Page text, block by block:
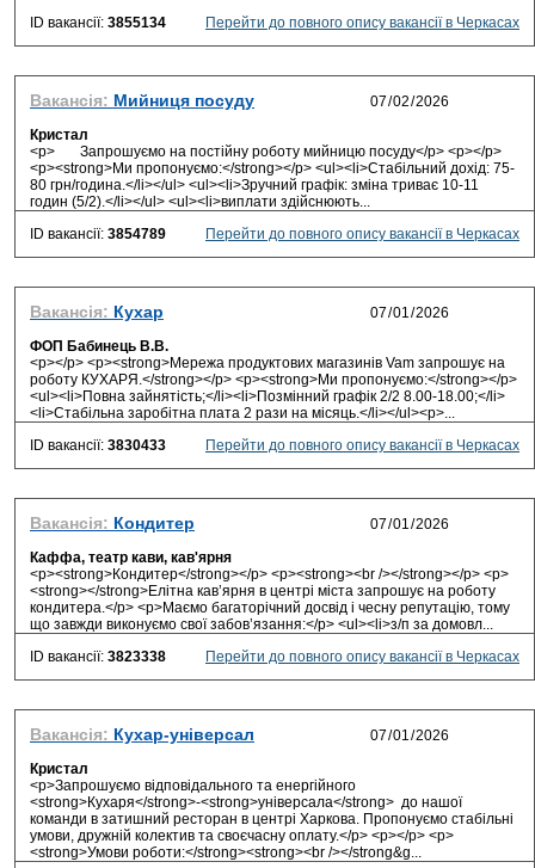
ID вакансії: 3855134 Перейти до повного опису вакансії в Черкасах
Вакансія: Мийниця посуду
Кристал
<p> Запрошуємо на постійну роботу мийницю посуду</p> <p></p>
<p><strong>Ми пропонуємо:</strong></p> <ul><li>Стабільний дохід: 75-
80 грн/година.</li></ul> <ul><li>Зручний графік: зміна триває 10-11
годин (5/2).</li></ul> <ul><li>виплати здійснюють...
ID вакансії: 3854789 Перейти до повного опису вакансії в Черкасах
Вакансія: Кухар
ФОП Бабинець В.В.
<p></p> <p><strong>Мережа продуктових магазинів Vam запрошує на
роботу КУХАРЯ.</strong></p> <p><strong>Ми пропонуємо:</strong></p>
<ul><li>Повна зайнятість;</li><li>Позмінний графік 2/2 8.00-18.00;</li>
<li>Стабільна заробітна плата 2 рази на місяць.</li></ul><p>...
ID вакансії: 3830433 Перейти до повного опису вакансії в Черкасах
Вакансія: Кондитер
Каффа, театр кави, кав'ярня
<p><strong>Кондитер</strong></p> <p><strong><br /></strong></p> <p>
<strong></strong>Елітна кав’ярня в центрі міста запрошує на роботу
кондитера.</p> <p>Маємо багаторічний досвід і чесну репутацію, тому
що завжди виконуємо свої забов’язання:</p> <ul><li>з/п за домовл...
ID вакансії: 3823338 Перейти до повного опису вакансії в Черкасах
Вакансія: Кухар-універсал
Кристал
<p>Запрошуємо відповідального та енергійного
<strong>Кухаря</strong>-<strong>універсала</strong> до нашої
команди в затишний ресторан в центрі Харкова. Пропонуємо стабільні
умови, дружній колектив та своєчасну оплату.</p> <p></p> <p>
<strong>Умови роботи:</strong><strong><br /></strong&g...